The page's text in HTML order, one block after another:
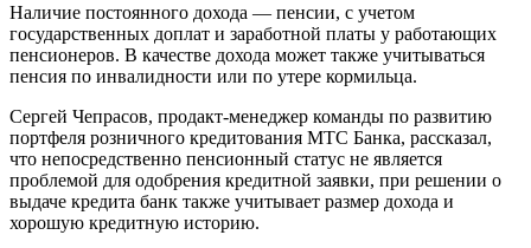
Наличие постоянного дохода — пенсии, с учетом
государственных доплат и заработной платы у работающих
пенсионеров. В качестве дохода может также учитываться
пенсия по инвалидности или по утере кормильца.
Сергей Чепрасов, продакт-менеджер команды по развитию
портфеля розничного кредитования МТС Банка, рассказал,
что непосредственно пенсионный статус не является
проблемой для одобрения кредитной заявки, при решении о
выдаче кредита банк также учитывает размер дохода и
хорошую кредитную историю.